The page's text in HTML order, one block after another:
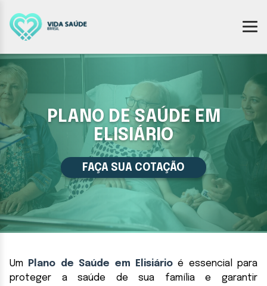
PLANO DE SAÚDE EM
ELISIÁRIO
FAÇA SUA COTAÇÃO
Um Plano de Saúde em Elisiárioé essencial para
proteger a saúde de sua família e garantir